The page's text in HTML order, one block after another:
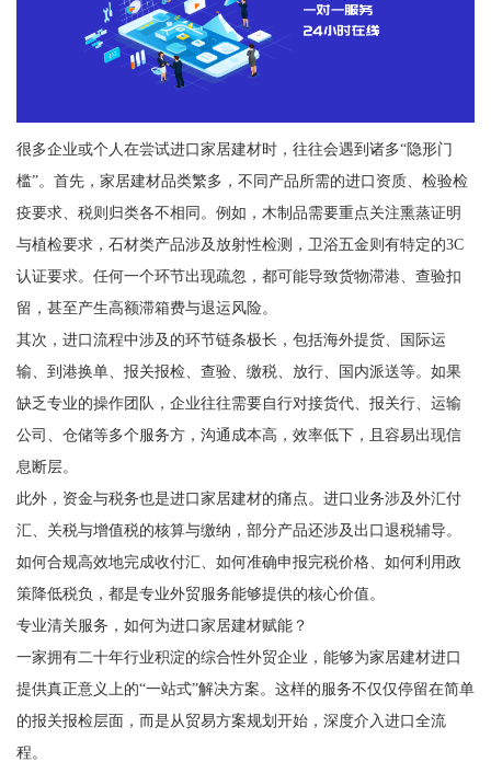
很多企业或个人在尝试进口家居建材时，往往会遇到诸多“隐形门
槛”。首先，家居建材品类繁多，不同产品所需的进口资质、检验检
疫要求、税则归类各不相同。例如，木制品需要重点关注熏蒸证明
与植检要求，石材类产品涉及放射性检测，卫浴五金则有特定的3C
认证要求。任何一个环节出现疏忽，都可能导致货物滞港、查验扣
留，甚至产生高额滞箱费与退运风险。
其次，进口流程中涉及的环节链条极长，包括海外提货、国际运
输、到港换单、报关报检、查验、缴税、放行、国内派送等。如果
缺乏专业的操作团队，企业往往需要自行对接货代、报关行、运输
公司、仓储等多个服务方，沟通成本高，效率低下，且容易出现信
息断层。
此外，资金与税务也是进口家居建材的痛点。进口业务涉及外汇付
汇、关税与增值税的核算与缴纳，部分产品还涉及出口退税辅导。
如何合规高效地完成收付汇、如何准确申报完税价格、如何利用政
策降低税负，都是专业外贸服务能够提供的核心价值。
专业清关服务，如何为进口家居建材赋能？
一家拥有二十年行业积淀的综合性外贸企业，能够为家居建材进口
提供真正意义上的“一站式”解决方案。这样的服务不仅仅停留在简单
的报关报检层面，而是从贸易方案规划开始，深度介入进口全流
程。